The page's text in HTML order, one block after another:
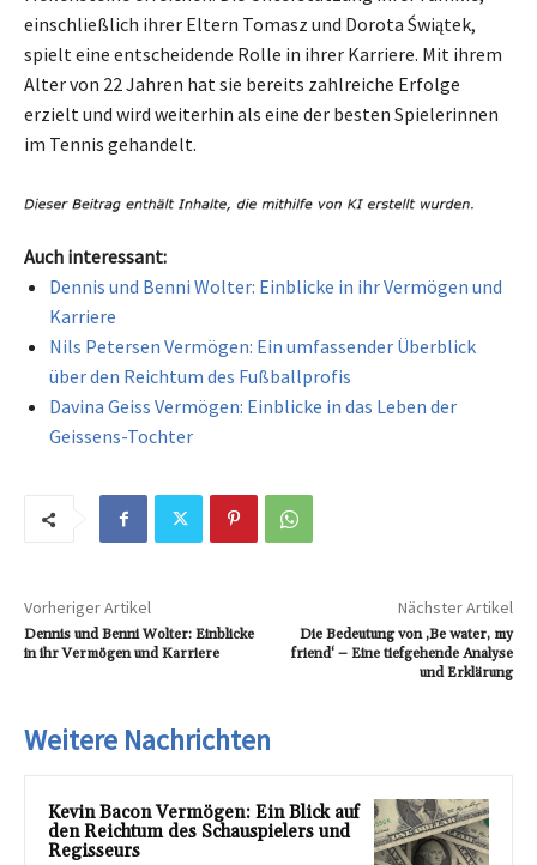
einschließlich ihrer Eltern Tomasz und Dorota Świątek,
spielt eine entscheidende Rolle in ihrer Karriere. Mit ihrem
Alter von 22 Jahren hat sie bereits zahlreiche Erfolge
erzielt und wird weiterhin als eine der besten Spielerinnen
im Tennis gehandelt.
Auch interessant:
Dennis und Benni Wolter: Einblicke in ihr Vermögen und
Karriere
Nils Petersen Vermögen: Ein umfassender Überblick
über den Reichtum des Fußballprofis
Davina Geiss Vermögen: Einblicke in das Leben der
Geissens-Tochter
Vorheriger Artikel
Dennis und Benni Wolter: Einblicke
in ihr Vermögen und Karriere
Nächster Artikel
Die Bedeutung von ‚Be water, my
friend‘ – Eine tiefgehende Analyse
und Erklärung
Weitere Nachrichten
Kevin Bacon Vermögen: Ein Blick auf
den Reichtum des Schauspielers und
Regisseurs